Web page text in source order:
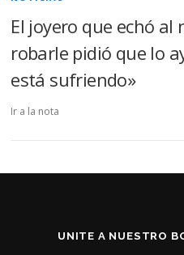
El joyero que echó al
robarle pidió que lo
está sufriendo»
Ir a la nota
UNITE A NUESTRO